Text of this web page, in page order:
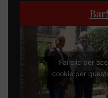
Fai clic per
cookie per